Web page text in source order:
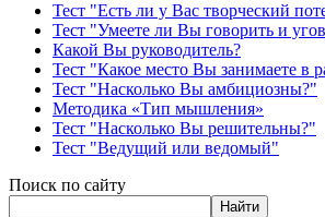
Тест "Есть ли у Вас творческий
Тест "Умеете ли Вы говорить и
Какой Вы руководитель?
Тест "Какое место Вы занимаете в
Тест "Насколько Вы амбициозны?"
Методика «Тип мышления»
Тест "Насколько Вы решительны?"
Тест "Ведущий или ведомый"
Поиск по сайту
Найти